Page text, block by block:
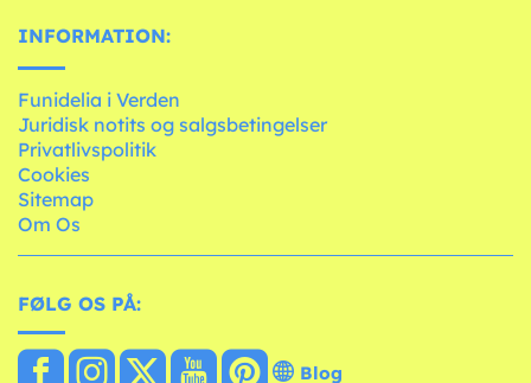
INFORMATION:
Funidelia i Verden
Juridisk notits og salgsbetingelser
Privatlivspolitik
Cookies
Sitemap
Om Os
FØLG OS PÅ:
Blog